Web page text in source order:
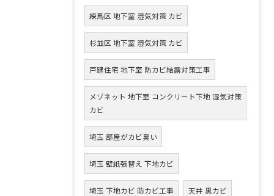
練馬区 地下室 湿気対策 カビ
杉並区 地下室 湿気対策 カビ
戸建住宅 地下室 防カビ結露対策工事
メゾネット 地下室 コンクリート下地 湿気対策
カビ
埼玉 部屋がカビ臭い
埼玉 壁紙張替え 下地カビ
埼玉 下地カビ 防カビ工事 天井 黒カビ